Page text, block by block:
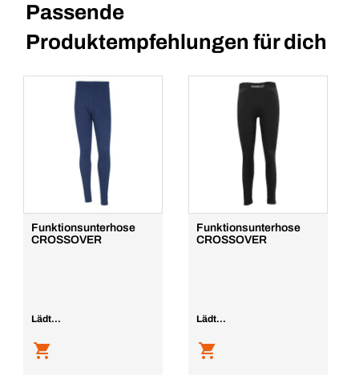
Passende
Produktempfehlungen für dich
Funktionsunterhose
CROSSOVER
Lädt...
Funktionsunterhose
CROSSOVER
Lädt...